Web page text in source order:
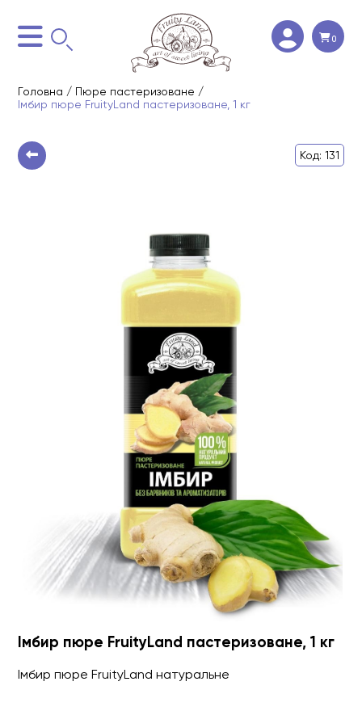
0
Головна / Пюре пастеризоване /
Імбир пюре FruityLand пастеризоване, 1 кг
Код: 131
Імбир пюре FruityLand пастеризоване, 1 кг
Імбир пюре FruityLand натуральне